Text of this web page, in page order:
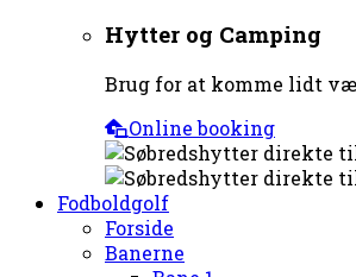
Hytter og Camping
Brug for at komme lidt
Online booking
Fodboldgolf
Forside
Banerne